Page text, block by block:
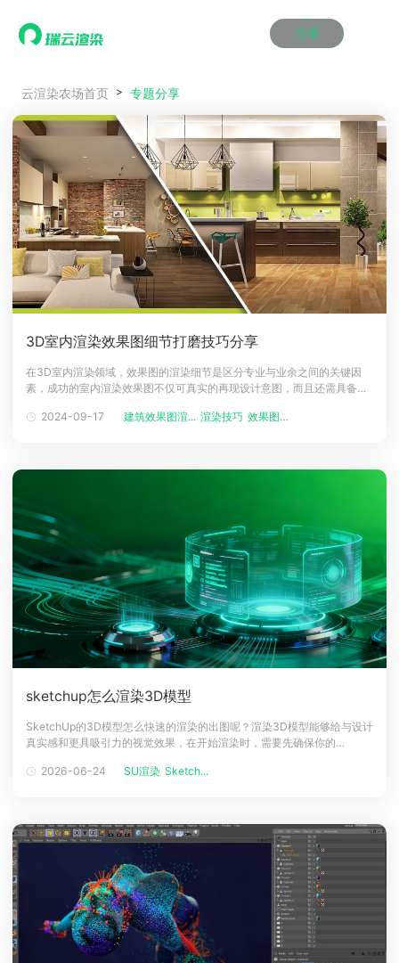
注册
产品服务
效果图渲染
云渲染管理系统
瑞兔百宝箱
AI视频插帧
效果图渲染
云渲染管理系统
瑞兔百宝箱
AI视频插帧
效果图渲染
云渲染管理系统
瑞兔百宝箱
AI视频插帧
效果图渲染
云渲染管理系统
瑞兔百宝箱
AI视频插帧
效果图渲染
云渲染管理系统
瑞兔百宝箱
AI视频插帧
效果图渲染
云渲染管理系统
瑞兔百宝箱
AI视频插帧
解决方案
Maya云渲染方案
3ds Max云渲染方案
Cinema 4D云渲染方案
Blender 云渲染方案
Maya AI渲染方案
Maya云渲染方案
3ds Max云渲染方案
Cinema 4D云渲染方案
Blender 云渲染方案
Maya AI渲染方案
Maya云渲染方案
3ds Max云渲染方案
Cinema 4D云渲染方案
Blender 云渲染方案
Maya AI渲染方案
Maya云渲染方案
3ds Max云渲染方案
Cinema 4D云渲染方案
Blender 云渲染方案
Maya AI渲染方案
Maya云渲染方案
3ds Max云渲染方案
Cinema 4D云渲染方案
Blender 云渲染方案
Maya AI渲染方案
Maya云渲染方案
3ds Max云渲染方案
Cinema 4D云渲染方案
Blender 云渲染方案
Maya AI渲染方案
价格
动画价格
效果图价格
云制作价格
动画价格
效果图价格
云制作价格
动画价格
效果图价格
云制作价格
动画价格
效果图价格
云制作价格
动画价格
效果图价格
云制作价格
动画价格
效果图价格
云制作价格
案例
资讯&赛事
新闻资讯
渲染大赛
泛CG交流会
新闻资讯
渲染大赛
泛CG交流会
新闻资讯
渲染大赛
泛CG交流会
新闻资讯
渲染大赛
泛CG交流会
新闻资讯
渲染大赛
泛CG交流会
新闻资讯
渲染大赛
泛CG交流会
特惠专区
教育优惠
教育优惠
教育优惠
教育优惠
教育优惠
教育优惠
关于我们
下载
云渲染农场首页 专题分享
3D室内渲染效果图细节打磨技巧分享
在3D室内渲染领域，效果图的渲染细节是区分专业与业余之间的关键因
素，成功的室内渲染效果图不仅可真实的再现设计意图，而且还需具备足
果图更加出色，让你图片更加接近照片级效果。室内渲染效果图技巧分享
2024-09-17 建筑效果图渲... 渲染技巧 效果图渲染
sketchup怎么渲染3D模型
SketchUp的3D模型怎么快速的渲染的出图呢？渲染3D模型能够给与设计
真实感和更具吸引力的视觉效果，在开始渲染时，需要先确保你的
用等，并且几何形状没有错误，下面渲染农场小编来看看sketchup渲染
2026-06-24 SU渲染 Sketch...